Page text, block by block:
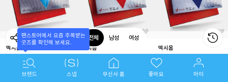
엑시옴
베가 LPO
34,000원
엑시옴
베가 아시아 DF
41,000원
엑시옴
베가 유럽 DF
41,000원
전체 남성 여성
팬스토어에서 요즘 주목받는
굿즈를 확인해 보세요.
카테고리 스냅 무신사 홈 좋아요 마이